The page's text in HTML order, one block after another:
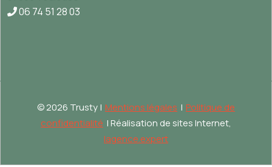
06 74 51 28 03
©2026 Trusty | Mentions légales | Politique de
confidentialité | Réalisation de sites Internet,
lagence.expert